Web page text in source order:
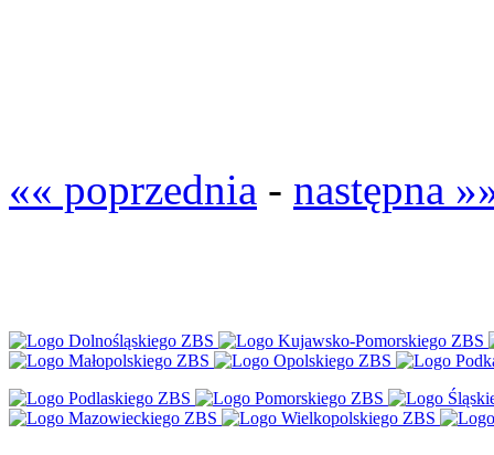
«« poprzednia - następna